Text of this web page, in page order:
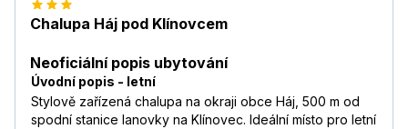
Chalupa Háj pod Klínovcem
Neoficiální popis ubytování
Úvodní popis - letní
Stylově zařízená chalupa na okraji obce Háj, 500 m od
spodní stanice lanovky na Klínovec. Ideální místo pro letní